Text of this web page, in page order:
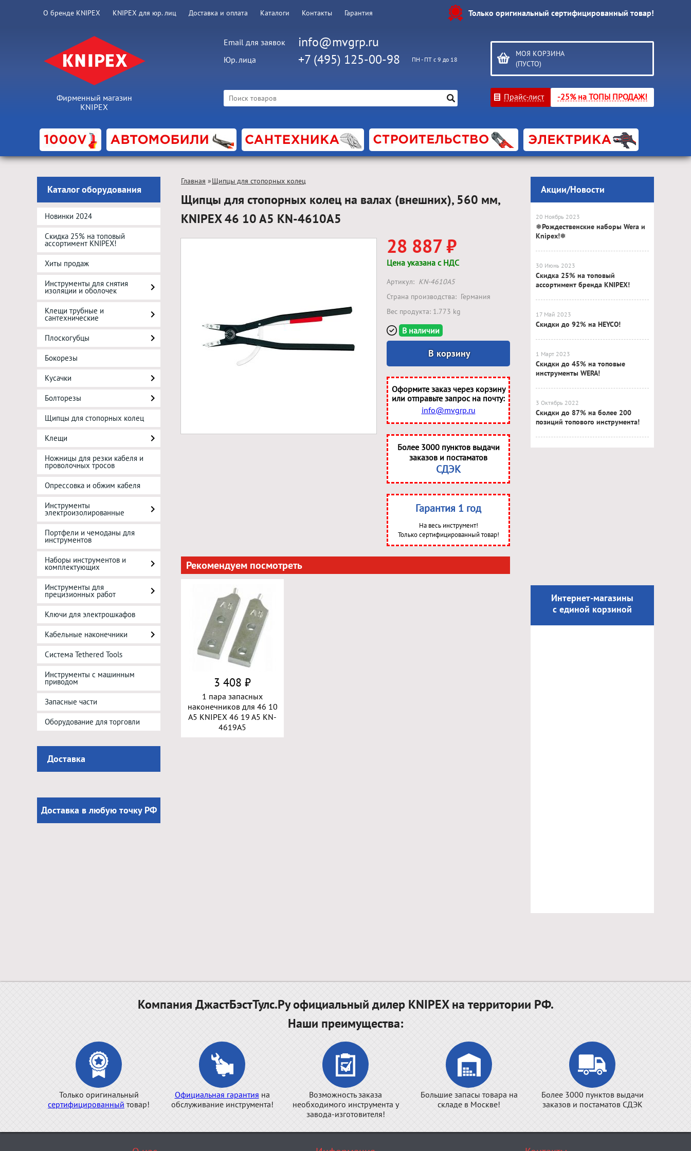
О бренде KNIPEX KNIPEX для юр. лиц Доставка и оплата Каталоги Контакты Гарантия Только оригинальный сертифицированный товар!
Фирменный магазин
KNIPEX
Email для заявок info@mvgrp.ru
Юр. лица +7 (495) 125-00-98 ПН - ПТ с 9 до 18
МОЯ КОРЗИНА
(ПУСТО)
Прайс-лист -25% на ТОПЫ ПРОДАЖ!
Каталог оборудования
Новинки 2024
Скидка 25% на топовый
ассортимент KNIPEX!
Хиты продаж
Инструменты для снятия
изоляции и оболочек
Клещи трубные и
сантехнические
Плоскогубцы
Бокорезы
Кусачки
Болторезы
Щипцы для стопорных колец
Клещи
Ножницы для резки кабеля и
проволочных тросов
Опрессовка и обжим кабеля
Инструменты
электроизолированные
Портфели и чемоданы для
инструментов
Наборы инструментов и
комплектующих
Инструменты для
прецизионных работ
Ключи для электрошкафов
Кабельные наконечники
Система Tethered Tools
Инструменты с машинным
приводом
Запасные части
Оборудование для торговли
Доставка
Доставка в любую точку РФ
Главная »Щипцы для стопорных колец
Щипцы для стопорных колец на валах (внешних), 560 мм,
KNIPEX 46 10 A5 KN-4610A5
28 887 ₽
Цена указана с НДС
Артикул: KN-4610A5
Страна производства: Германия
Вес продукта: 1.773 kg
В наличии
В корзину
Оформите заказ через корзину
или отправьте запрос на почту:
info@mvgrp.ru
Более 3000 пунктов выдачи
заказов и постаматов
СДЭК
Гарантия 1 год
На весь инструмент!
Только сертифицированный товар!
Рекомендуем посмотреть
3 408 ₽
1 пара запасных
наконечников для 46 10
A5 KNIPEX 46 19 A5 KN-
4619A5
Акции/Новости
20 Ноябрь 2023
❅Рождественские наборы Wera и
Knipex!❅
30 Июнь 2023
Скидка 25% на топовый
ассортимент бренда KNIPEX!
17 Май 2023
Скидки до 92% на HEYCO!
1 Март 2023
Скидки до 45% на топовые
инструменты WERA!
3 Октябрь 2022
Скидки до 87% на более 200
позиций топового инструмента!
Интернет-магазины
с единой корзиной
Компания ДжастБэстТулс.Ру официальный дилер KNIPEX на территории РФ.
Наши преимущества:
Только оригинальный
сертифицированный товар!
Официальная гарантия на
обслуживание инструмента!
Возможность заказа
необходимого инструмента у
завода-изготовителя!
Большие запасы товара на
складе в Москве!
Более 3000 пунктов выдачи
заказов и постаматов СДЭК